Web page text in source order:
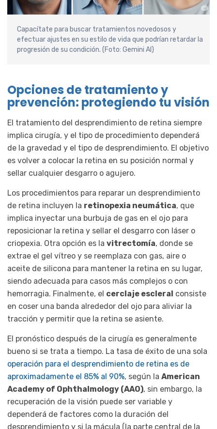
Capacítate para buscar tratamientos novedosos y
efectuar ajustes en su estilo de vida que podrían retardar la
progresión de su condición. (Foto: Gemini AI)
Opciones de tratamiento y
prevención: protegiendo tu visión
El tratamiento del desprendimiento de retina siempre
implica cirugía, y el tipo de procedimiento dependerá
de la gravedad y el tipo de desprendimiento. El objetivo
es volver a colocar la retina en su posición normal y
sellar cualquier desgarro o agujero.
Los procedimientos para reparar un desprendimiento
de retina incluyen la retinopexia neumática, que
implica inyectar una burbuja de gas en el ojo para
reposicionar la retina y sellar el desgarro con láser o
criopexia. Otra opción es la vitrectomía, donde se
extrae el gel vítreo y se reemplaza con gas, aire o
aceite de silicona para mantener la retina en su lugar,
siendo adecuada para casos más complejos o con
hemorragia. Finalmente, el cerclaje escleral consiste
en coser una banda alrededor del ojo para aliviar la
tracción y permitir que la retina se asiente.
El pronóstico después de la cirugía es generalmente
bueno si se trata a tiempo. La tasa de éxito de una sola
operación para el desprendimiento de retina es de
aproximadamente el 85% al 90%, según la American
Academy of Ophthalmology (AAO), sin embargo, la
recuperación de la visión puede ser variable y
dependerá de factores como la duración del
desprendimiento y si la mácula (la parte central de la